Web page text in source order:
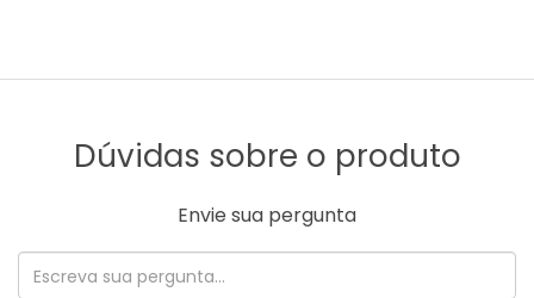
Dúvidas sobre o produto
Envie sua pergunta